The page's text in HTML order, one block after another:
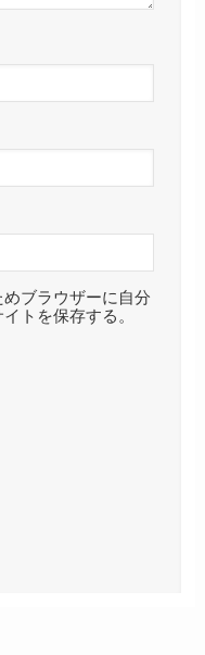
ブラウザーに自分
トを保存する。